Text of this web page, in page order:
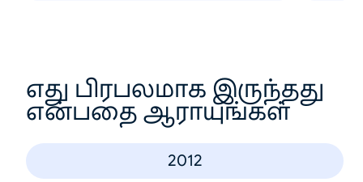
எது பிரபலமாக இருந்தது
என்பதை ஆராயுங்கள்
2012